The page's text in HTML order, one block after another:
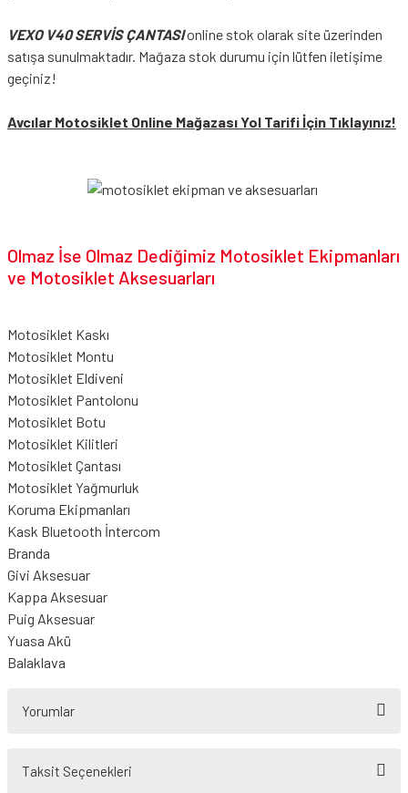
VEXO V40 SERVİS ÇANTASIonline stok olarak site üzerinden
satışa sunulmaktadır. Mağaza stok durumu için lütfen iletişime
geçiniz!
Avcılar Motosiklet Online Mağazası Yol Tarifi İçin Tıklayınız!
Olmaz İse Olmaz Dediğimiz Motosiklet Ekipmanları
ve Motosiklet Aksesuarları
Motosiklet Kaskı
Motosiklet Montu
Motosiklet Eldiveni
Motosiklet Pantolonu
Motosiklet Botu
Motosiklet Kilitleri
Motosiklet Çantası
Motosiklet Yağmurluk
Koruma Ekipmanları
Kask Bluetooth İntercom
Branda
Givi Aksesuar
Kappa Aksesuar
Puig Aksesuar
Yuasa Akü
Balaklava
Yorumlar
Taksit Seçenekleri